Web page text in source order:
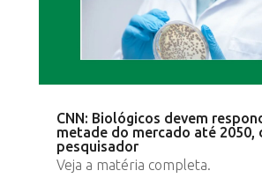
CNN: Biológicos devem
metade do mercado até 2050,
pesquisador
Veja a matéria completa.